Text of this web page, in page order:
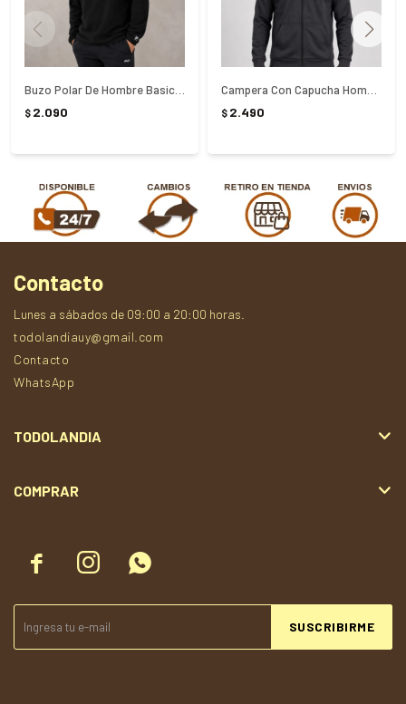
$ 2.090 $ 2.490
  
SUSCRIBIRME
Contacto
Lunes a sábados de 09:00 a 20:00 horas.
todolandiauy@gmail.com
Contacto
WhatsApp
TODOLANDIA
COMPRAR